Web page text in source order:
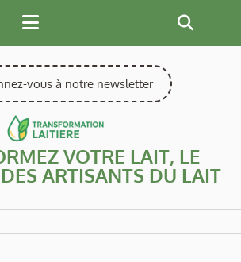
vous à notre newsletter
VOTRE LAIT, LE
ARTISANTS DU LAIT